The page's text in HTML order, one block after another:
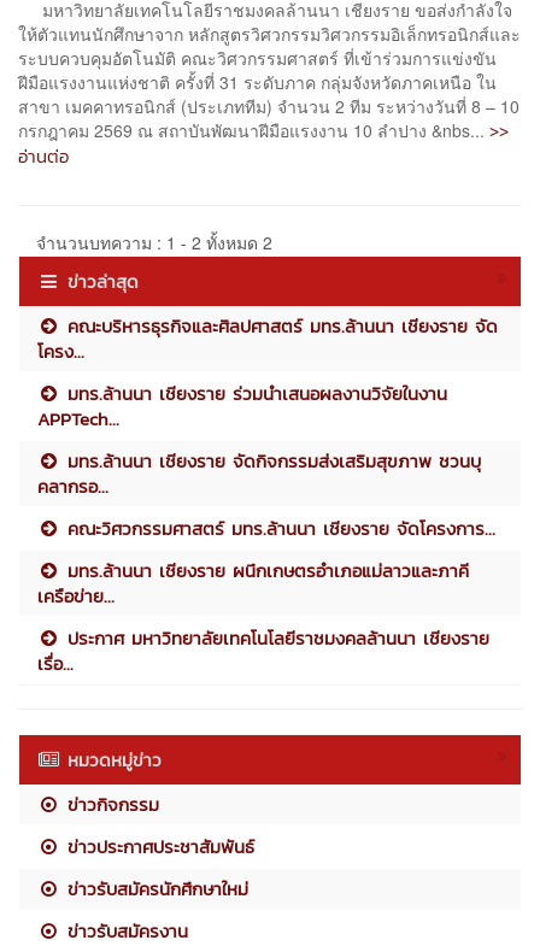
มหาวิทยาลัยเทคโนโลยีราชมงคลล้านนา เชียงราย ขอส่งกำลังใจ
ให้ตัวแทนนักศึกษาจาก หลักสูตรวิศวกรรมวิศวกรรมอิเล็กทรอนิกส์และ
ระบบควบคุมอัตโนมัติ คณะวิศวกรรมศาสตร์ ที่เข้าร่วมการแข่งขัน
ฝีมือแรงงานแห่งชาติ ครั้งที่ 31 ระดับภาค กลุ่มจังหวัดภาคเหนือ ใน
สาขา เมคคาทรอนิกส์ (ประเภททีม) จำนวน 2 ทีม ระหว่างวันที่ 8 – 10
กรกฎาคม 2569 ณ สถาบันพัฒนาฝีมือแรงงาน 10 ลำปาง &nbs... >>
อ่านต่อ
จำนวนบทความ : 1 - 2 ทั้งหมด 2
ข่าวล่าสุด
คณะบริหารธุรกิจและศิลปศาสตร์ มทร.ล้านนา เชียงราย จัด
โครง...
มทร.ล้านนา เชียงราย ร่วมนำเสนอผลงานวิจัยในงาน
APPTech...
มทร.ล้านนา เชียงราย จัดกิจกรรมส่งเสริมสุขภาพ ชวนบุ
คลากรอ...
คณะวิศวกรรมศาสตร์ มทร.ล้านนา เชียงราย จัดโครงการ...
มทร.ล้านนา เชียงราย ผนึกเกษตรอำเภอแม่ลาวและภาคี
เครือข่าย...
ประกาศ มหาวิทยาลัยเทคโนโลยีราชมงคลล้านนา เชียงราย
เรื่อ...
หมวดหมู่ข่าว
ข่าวกิจกรรม
ข่าวประกาศประชาสัมพันธ์
ข่าวรับสมัครนักศึกษาใหม่
ข่าวรับสมัครงาน